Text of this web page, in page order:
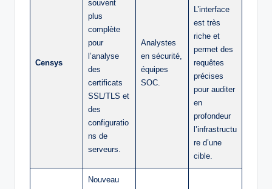
Censys
souvent
plus
complète
pour
l’analyse
des
certificats
SSL/TLS et
des
configuratio
ns de
serveurs.
Analystes
en sécurité,
équipes
SOC.
L’interface
est très
riche et
permet des
requêtes
précises
pour auditer
en
profondeur
l’infrastructu
re d’une
cible.
Nouveau